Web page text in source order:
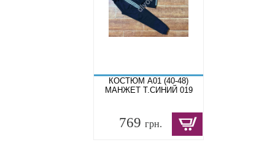
КОСТЮМ A01 (40-48)
МАНЖЕТ Т.СИНИЙ 019
769 грн.